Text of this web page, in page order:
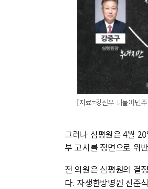
[자료=강선우 더불어
그러나 심평원은 4월
부 고시를 정면으로 위
전 의원은 심평원의 결
다. 자생한방병원 신준